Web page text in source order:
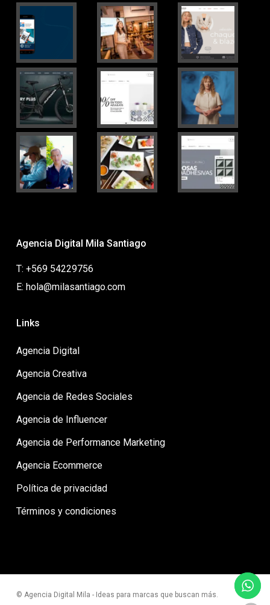
Agencia Digital Mila Santiago
T: +569 54229756
E: hola@milasantiago.com
Links
Agencia Digital
Agencia Creativa
Agencia de Redes Sociales
Agencia de Influencer
Agencia de Performance Marketing
Agencia Ecommerce
Política de privacidad
Términos y condiciones
© Agencia Digital Mila - Ideas para marcas que buscan más.